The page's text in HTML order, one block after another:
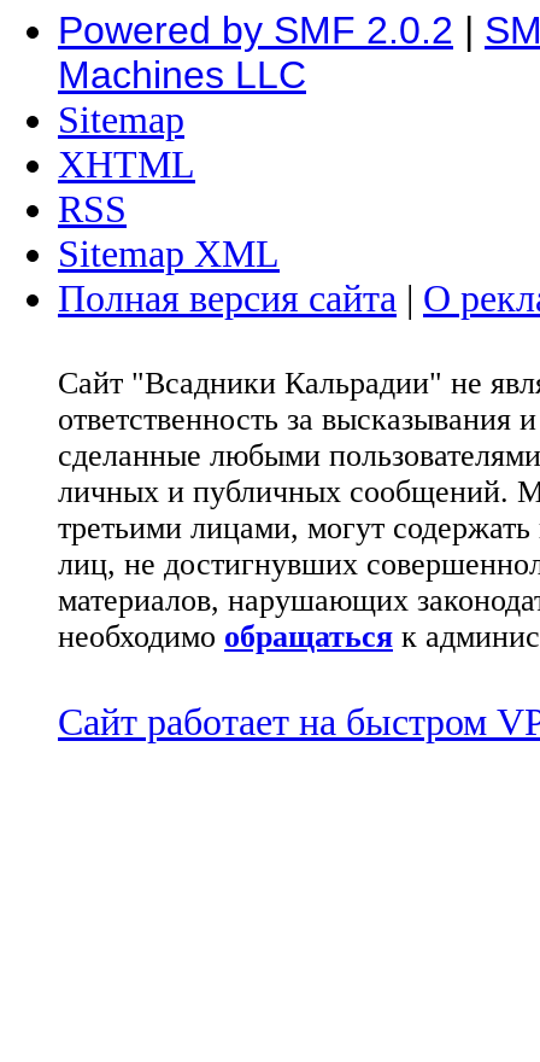
Powered by SMF 2.0.2 |
Machines LLC
Sitemap
XHTML
RSS
Sitemap XML
Полная версия сайта | О
Сайт "Всадники Кальрадии" не
ответственность за
сделанные любыми
личных и публичных сообщений.
третьими лицами, могут
лиц, не достигнувших
материалов, нарушающих
необходимо обращаться к
Сайт работает на быстром